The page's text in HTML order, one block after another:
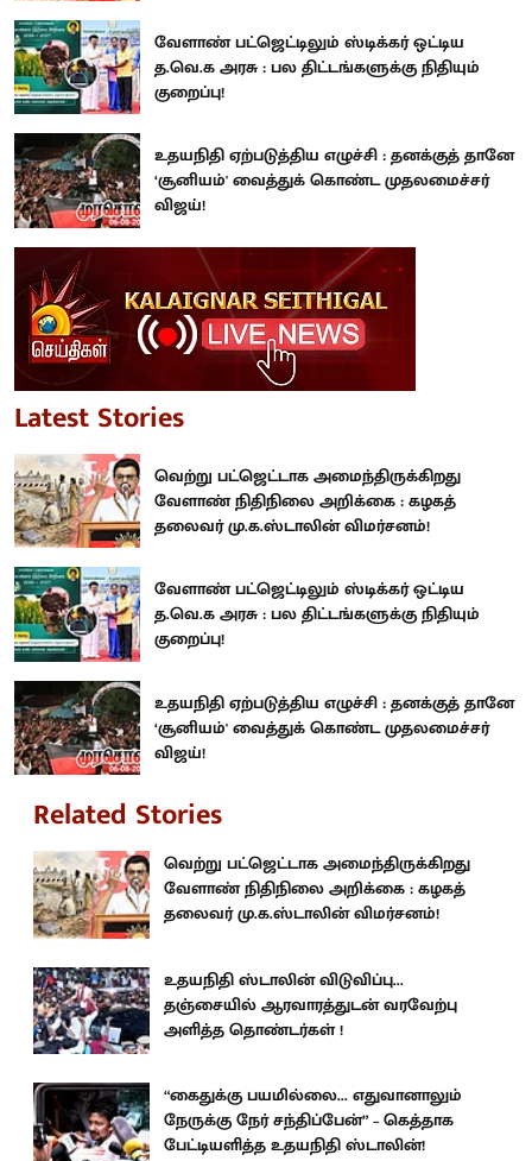
வேளாண் பட்ஜெட்டிலும் ஸ்டிக்கர் ஒட்டிய
த.வெ.க அரசு : பல திட்டங்களுக்கு நிதியும்
குறைப்பு!
உதயநிதி ஏற்படுத்திய எழுச்சி : தனக்குத் தானே
‘சூனியம்' வைத்துக் கொண்ட முதலமைச்சர்
விஜய்!
Latest Stories
வெற்று பட்ஜெட்டாக அமைந்திருக்கிறது
வேளாண் நிதிநிலை அறிக்கை : கழகத்
தலைவர் மு.க.ஸ்டாலின் விமர்சனம்!
வேளாண் பட்ஜெட்டிலும் ஸ்டிக்கர் ஒட்டிய
த.வெ.க அரசு : பல திட்டங்களுக்கு நிதியும்
குறைப்பு!
உதயநிதி ஏற்படுத்திய எழுச்சி : தனக்குத் தானே
‘சூனியம்' வைத்துக் கொண்ட முதலமைச்சர்
விஜய்!
Related Stories
வெற்று பட்ஜெட்டாக அமைந்திருக்கிறது
வேளாண் நிதிநிலை அறிக்கை : கழகத்
தலைவர் மு.க.ஸ்டாலின் விமர்சனம்!
உதயநிதி ஸ்டாலின் விடுவிப்பு...
தஞ்சையில் ஆரவாரத்துடன் வரவேற்பு
அளித்த தொண்டர்கள் !
“கைதுக்கு பயமில்லை... எதுவானாலும்
நேருக்கு நேர் சந்திப்பேன்” – கெத்தாக
பேட்டியளித்த உதயநிதி ஸ்டாலின்!